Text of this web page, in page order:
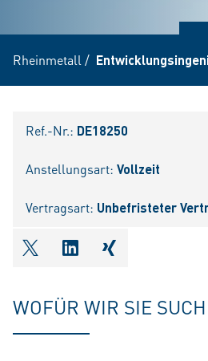
Rheinmetall /
Ref.-Nr.: DE18250
Anstellungsart: Vollzeit
Vertragsart: Unbefristeter
shareOntwitter
shareOnlinkedIn
shareOnxing
WOFÜR WIR SIE